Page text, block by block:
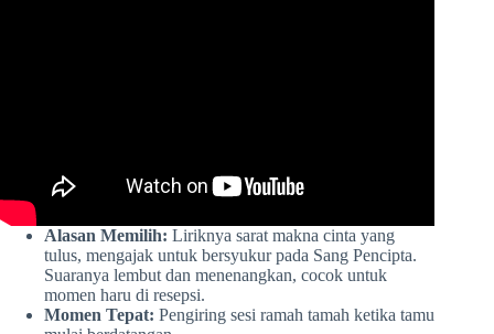
Alasan Memilih: Liriknya sarat makna cinta yang
tulus, mengajak untuk bersyukur pada Sang Pencipta.
Suaranya lembut dan menenangkan, cocok untuk
momen haru di resepsi.
Momen Tepat: Pengiring sesi ramah tamah ketika tamu